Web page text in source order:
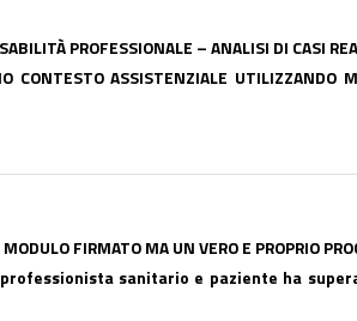
PROFESSIONALE – ANALISI DI CASI
CONTESTO ASSISTENZIALE UTILIZZANDO
FIRMATO MA UN VERO E PROPRIO
sanitario e paziente ha